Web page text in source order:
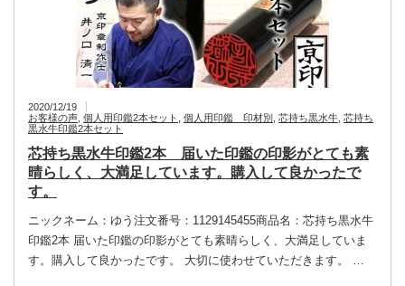
2020/12/19
お客様の声 個人用印鑑2本セット 個人用印鑑 印材別 芯持ち黒水牛 芯持ち
黒水牛印鑑2本セット
芯持ち黒水牛印鑑2本 届いた印鑑の印影がとても素
晴らしく、大満足しています。購入して良かったで
す。
ニックネーム：ゆう注文番号：1129145455商品名：芯持ち黒水牛
印鑑2本 届いた印鑑の印影がとても素晴らしく、大満足していま
す。購入して良かったです。 大切に使わせていただきます。 …